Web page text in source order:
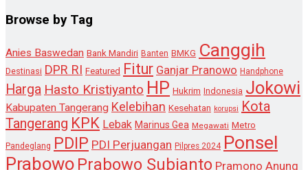
Browse by Tag
Anies Baswedan Bank Mandiri Banten BMKG Canggih
Destinasi DPR RI Featured Fitur Ganjar Pranowo Handphone
Harga Hasto Kristiyanto HP Hukrim Indonesia Jokowi
Kabupaten Tangerang Kelebihan Kesehatan korupsi
Kota
Tangerang KPK Lebak Marinus Gea Megawati Metro
Pandeglang PDIP PDI Perjuangan Pilpres 2024 Ponsel
Prabowo Prabowo Subianto Pramono Anung